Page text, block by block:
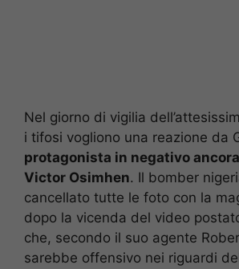
Nel giorno di vigilia
i tifosi vogliono una reazione da
protagonista in negativo
Victor Osimhen. Il bomber
cancellato tutte le foto con la
dopo la vicenda del video
che, secondo il suo agente
sarebbe offensivo nei riguardi